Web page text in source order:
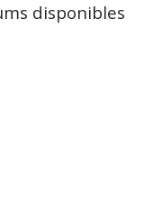
disponibles